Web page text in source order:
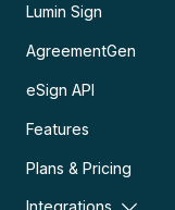
Lumin Sign
AgreementGen
eSign API
Features
Plans & Pricing
Integrations